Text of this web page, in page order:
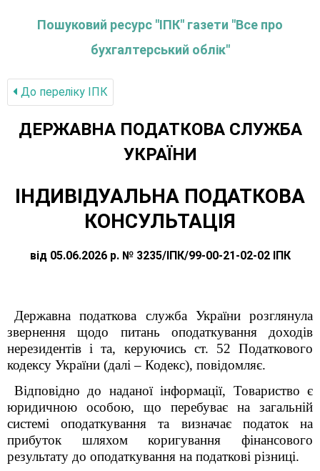
Пошуковий ресурс "ІПК" газети "Все про
бухгалтерський облік"
До переліку IПК
ДЕРЖАВНА ПОДАТКОВА СЛУЖБА
УКРАЇНИ
ІНДИВІДУАЛЬНА ПОДАТКОВА
КОНСУЛЬТАЦІЯ
від 05.06.2026 р. № 3235/ІПК/99-00-21-02-02 ІПК
Державна податкова служба України розглянула
звернення щодо питань оподаткування доходів
нерезидентів і та, керуючись ст. 52 Податкового
кодексу України (далі – Кодекс), повідомляє.
Відповідно до наданої інформації, Товариство є
юридичною особою, що перебуває на загальній
системі оподаткування та визначає податок на
прибуток шляхом коригування фінансового
результату до оподаткування на податкові різниці.